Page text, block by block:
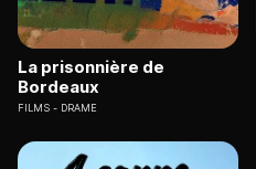
La prisonnière de
Bordeaux
FILMS DRAME